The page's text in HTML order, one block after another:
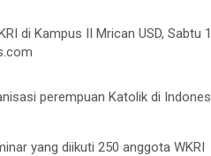
di Kampus II Mrican USD, Sabtu
perempuan Katolik di
yang diikuti 250 anggota WKRI